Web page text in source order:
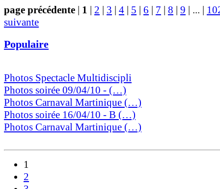
page précédente | 1 | 2 | 3 | 4 | 5 | 6 | 7 | 8 | 9 | ... |
suivante
Populaire
Photos Spectacle Multidiscipli
Photos soirée 09/04/10 - (…)
Photos Carnaval Martinique (…)
Photos soirée 16/04/10 - B (…)
Photos Carnaval Martinique (…)
1
2